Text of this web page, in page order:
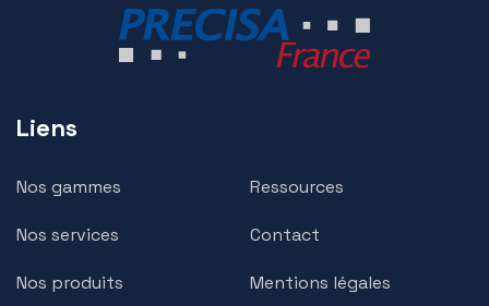
Liens
Nos gammes
Nos services
Nos produits
Ressources
Contact
Mentions légales